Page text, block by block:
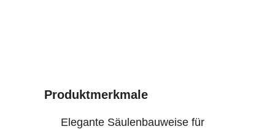
Produktmerkmale
Elegante Säulenbauweise für